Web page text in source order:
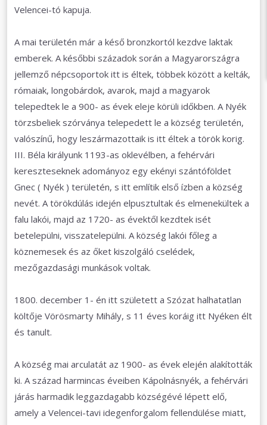
Velencei-tó kapuja.
A mai területén már a késő bronzkortól kezdve laktak
emberek. A későbbi századok során a Magyarországra
jellemző népcsoportok itt is éltek, többek között a kelták,
rómaiak, longobárdok, avarok, majd a magyarok
telepedtek le a 900- as évek eleje körüli időkben. A Nyék
törzsbeliek szórványa telepedett le a község területén,
valószínű, hogy leszármazottaik is itt éltek a török korig.
III. Béla királyunk 1193-as oklevélben, a fehérvári
kereszteseknek adományoz egy ekényi szántóföldet
Gnec ( Nyék ) területén, s itt említik első ízben a község
nevét. A törökdúlás idején elpusztultak és elmenekültek a
falu lakói, majd az 1720- as évektől kezdtek isét
betelepülni, visszatelepülni. A község lakói főleg a
köznemesek és az őket kiszolgáló cselédek,
mezőgazdasági munkások voltak.
1800. december 1- én itt született a Szózat halhatatlan
költője Vörösmarty Mihály, s 11 éves koráig itt Nyéken élt
és tanult.
A község mai arculatát az 1900- as évek elején alakították
ki. A század harmincas éveiben Kápolnásnyék, a fehérvári
járás harmadik leggazdagabb községévé lépett elő,
amely a Velencei-tavi idegenforgalom fellendülése miatt,